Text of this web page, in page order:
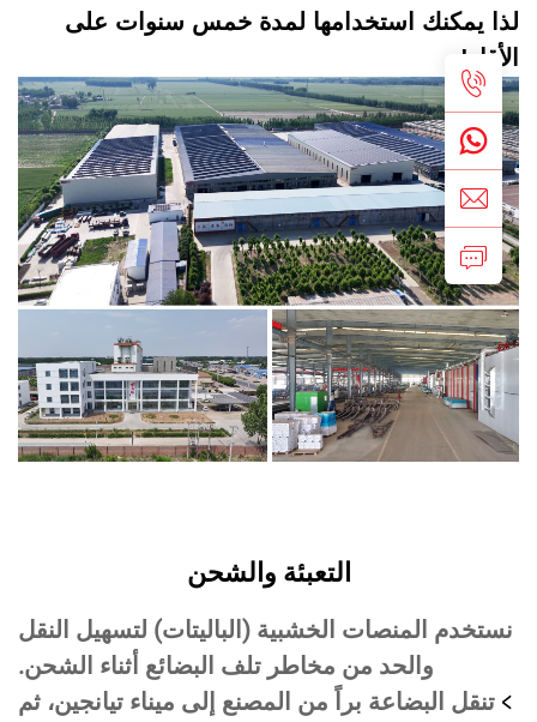
يمكنك استخدامها لمدة خمس سنوات على
التعبئة والشحن
المنصات الخشبية (الباليتات) لتسهيل النقل
والحد من مخاطر تلف البضائع أثناء الشحن.
تنقل البضاعة براً من المصنع إلى ميناء تيانجين، ثم